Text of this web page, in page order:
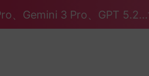
、Gemini 3 Pro、GPT